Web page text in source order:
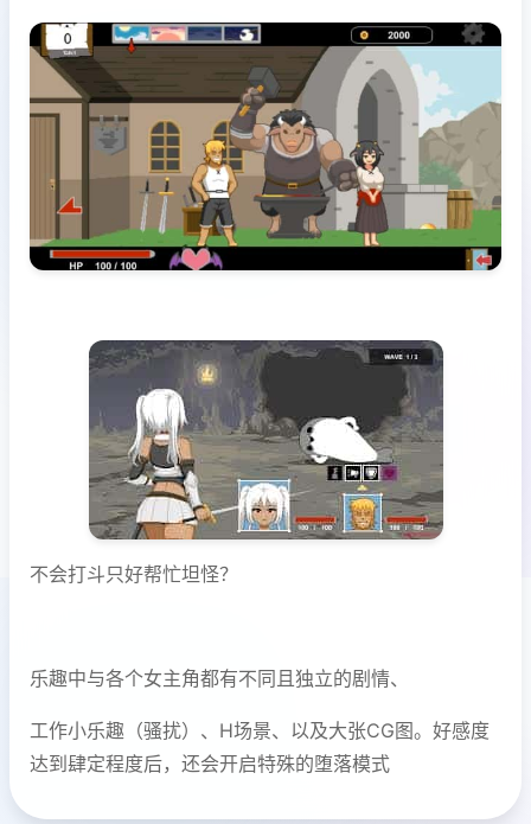
不会打斗只好帮忙坦怪？
乐趣中与各个女主角都有不同且独立的剧情、
工作小乐趣（骚扰）、H场景、以及大张CG图。好感度
达到肆定程度后，还会开启特殊的堕落模式